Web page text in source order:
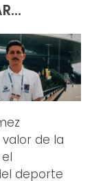
de la
deporte